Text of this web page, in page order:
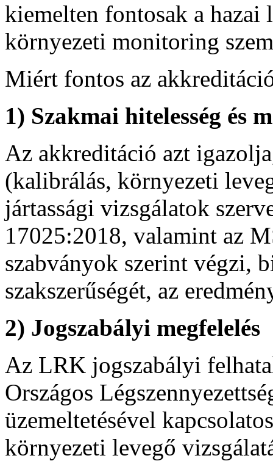
kiemelten fontosak a hazai
környezeti monitoring
Miért fontos az
1) Szakmai hitelesség és
Az akkreditáció azt
(kalibrálás, környezeti
jártassági vizsgálatok
17025:2018, valamint az
szabványok szerint végzi,
szakszerűségét, az
2) Jogszabályi megfelelés
Az LRK jogszabályi
Országos
üzemeltetésével
környezeti levegő